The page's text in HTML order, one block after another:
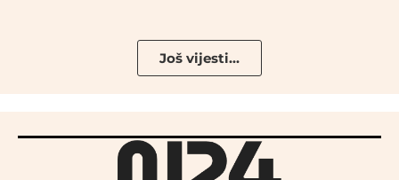
Još vijesti...